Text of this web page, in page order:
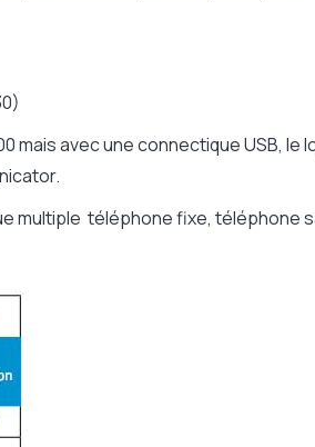
mais avec une connectique USB, le
multiple téléphone fixe, téléphone